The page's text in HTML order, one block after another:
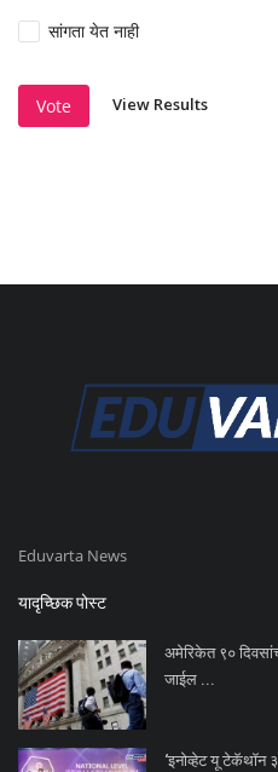
सांगता येत नाही
Vote View Results
Eduvarta News
यादृच्छिक पोस्ट
अमेरिकेत ९०
जाईल ...
‘इनोव्हेट यू टेकॅथॉन